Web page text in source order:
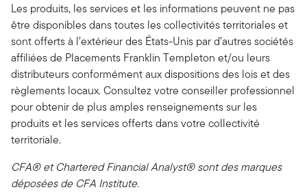
Les produits, les services et les informations peuvent ne pas
être disponibles dans toutes les collectivités territoriales et
sont offerts à l’extérieur des États-Unis par d’autres sociétés
affiliées de Placements Franklin Templeton et/ou leurs
distributeurs conformément aux dispositions des lois et des
règlements locaux. Consultez votre conseiller professionnel
pour obtenir de plus amples renseignements sur les
produits et les services offerts dans votre collectivité
territoriale.
CFA® et Chartered Financial Analyst® sont des marques
déposées de CFA Institute.